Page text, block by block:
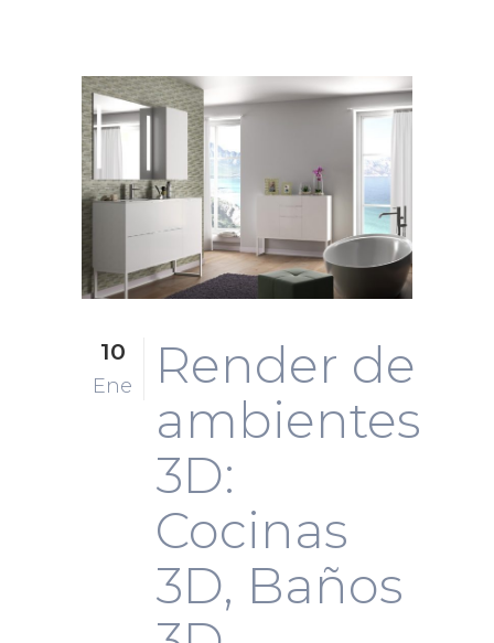
10
Ene
Render de
ambientes
3D:
Cocinas
3D, Baños